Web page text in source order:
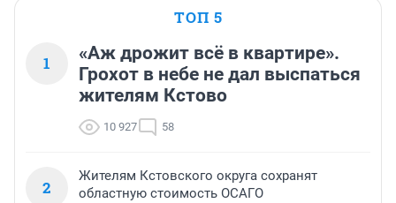
ТОП 5
1
«Аж дрожит всё в квартире».
Грохот в небе не дал выспаться
жителям Кстово
10 927 58
2
Жителям Кстовского округа сохранят
областную стоимость ОСАГО